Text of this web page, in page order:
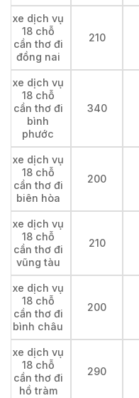
xe dịch vụ
18 chỗ
cần thơ đi
đồng nai
210
xe dịch vụ
18 chỗ
cần thơ đi
bình
phước
340
xe dịch vụ
18 chỗ
cần thơ đi
biên hòa
200
xe dịch vụ
18 chỗ
cần thơ đi
vũng tàu
210
xe dịch vụ
18 chỗ
cần thơ đi
bình châu
200
xe dịch vụ
18 chỗ
cần thơ đi
hồ tràm
290